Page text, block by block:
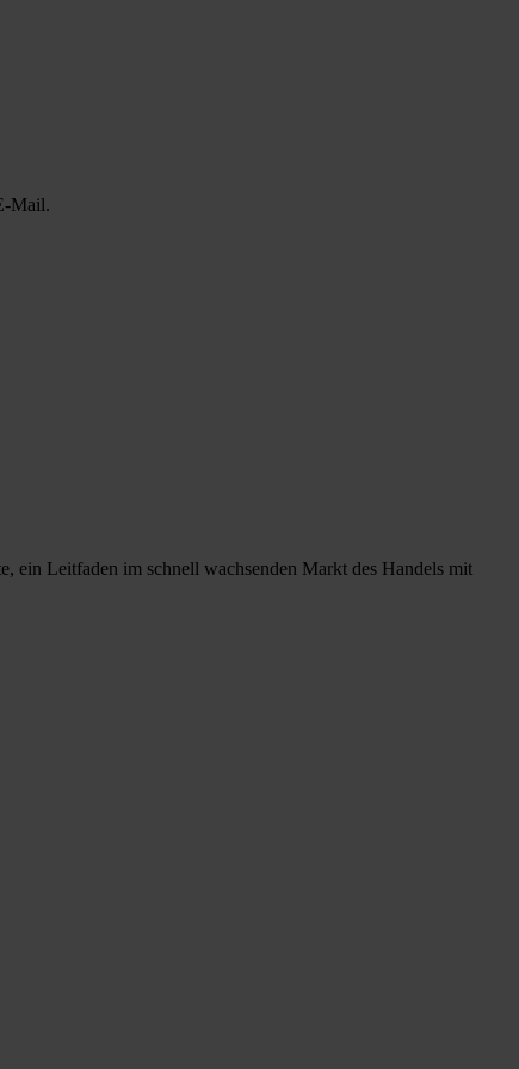
Mail.
ein Leitfaden im schnell wachsenden Markt des Handels mit